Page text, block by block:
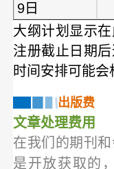
9日
大纲计划显示
注册截止日期
时间安排可能会
出版费
文章处理费用
在我们的期刊
是开放获取的